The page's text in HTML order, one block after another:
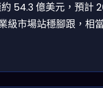
54.3 億美元，預計
級市場站穩腳跟，相